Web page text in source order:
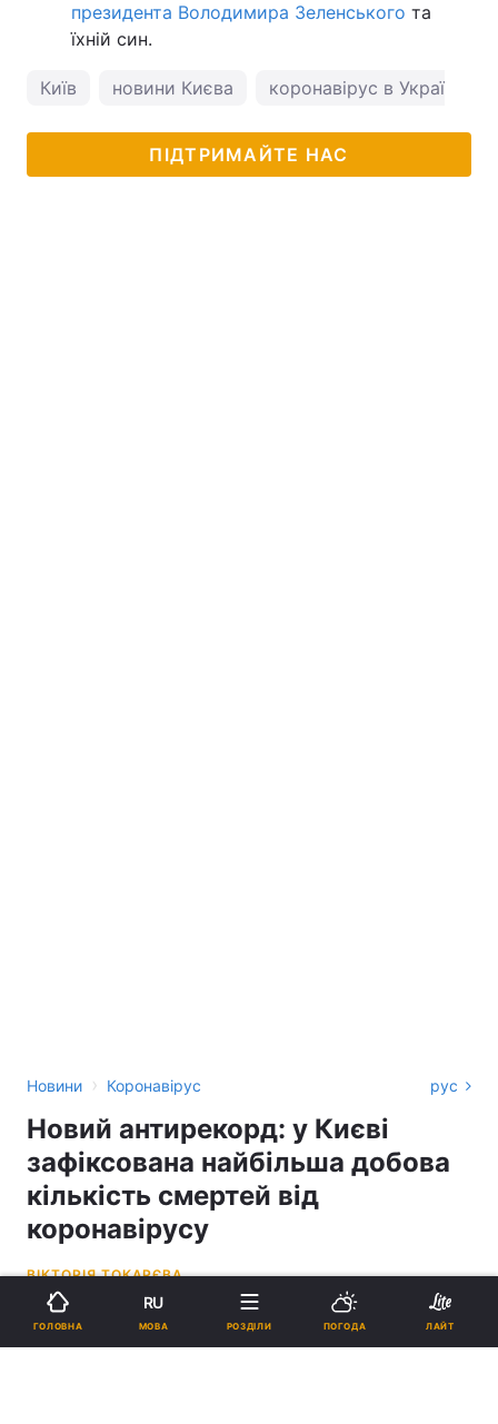
президента Володимира Зеленського та
їхній син.
Київ новини Києва коронавірус в Україні
ПІДТРИМАЙТЕ НАС
Новини › Коронавірус рус
Новий антирекорд: у Києві
зафіксована найбільша добова
кількість смертей від
коронавірусу
ВІКТОРІЯ ТОКАРЄВА
11:14, 22.08.20
ГОЛОВНА
RU
МОВА РОЗДІЛИ ПОГОДА ЛАЙТ